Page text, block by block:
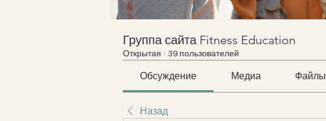
Группа сайта Fitness Education
Открытая · 39 пользователей
Обсуждение Медиа Файлы
Назад